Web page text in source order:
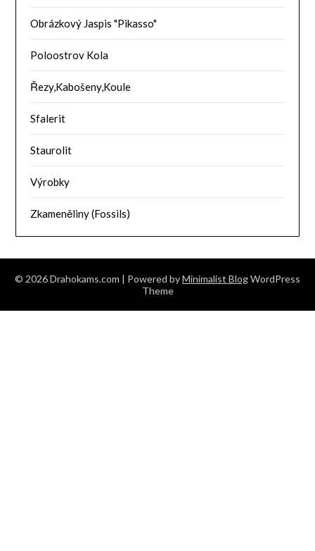
Obrázkový Jaspis "Pikasso"
Poloostrov Kola
Řezy,Kabošeny,Koule
Sfalerit
Staurolit
Výrobky
Zkameněliny (Fossils)
© 2026 Drahokams.com | Powered byMinimalist BlogWordPress
Theme